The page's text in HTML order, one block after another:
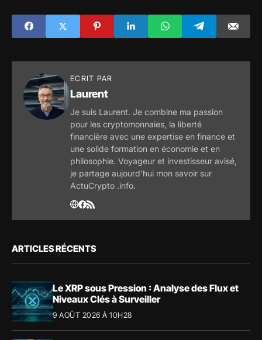
poursuivre en
2023
ECRIT PAR
Laurent
Je suis Laurent. Je combine ma passion
pour les cryptomonnaies, la liberté
financière avec une expertise en finance et
une solide formation en économie et en
philosophie. Voyageur et investisseur avisé,
je partage aujourd'hui mon savoir sur
ActuCrypto .info.
ARTICLES RÉCENTS
Le XRP sous Pression : Analyse des Flux et
Niveaux Clés à Surveiller
9 AOÛT 2026 À 10H28